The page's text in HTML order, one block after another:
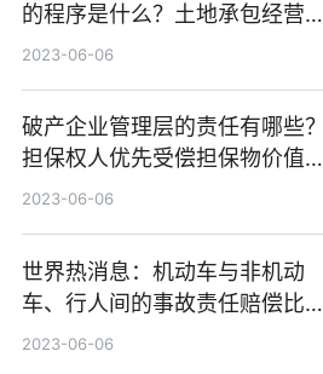
的程序是什么？土地承包经营权
流转管理办法是什么？
2023-06-06
破产企业管理层的责任有哪些？
担保权人优先受偿担保物价值
吗？
2023-06-06
世界热消息：机动车与非机动
车、行人间的事故责任赔偿比例
如何划分？交通事故一级伤残如
2023-06-06